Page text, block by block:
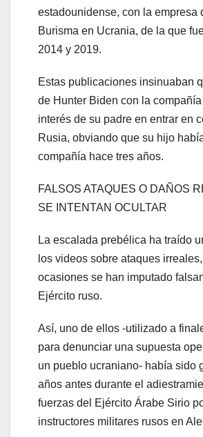
estadounidense, con la empresa
Burisma en Ucrania, de la que
2014 y 2019.
Estas publicaciones insinuaban
de Hunter Biden con la
interés de su padre en entrar en
Rusia, obviando que su hijo
compañía hace tres años.
FALSOS ATAQUES O DAÑOS
SE INTENTAN OCULTAR
La escalada prebélica ha traído
los videos sobre ataques
ocasiones se han imputado
Ejército ruso.
Así, uno de ellos -utilizado a
para denunciar una supuesta
un pueblo ucraniano- había sido
años antes durante el
fuerzas del Ejército Árabe Sirio
instructores militares rusos en